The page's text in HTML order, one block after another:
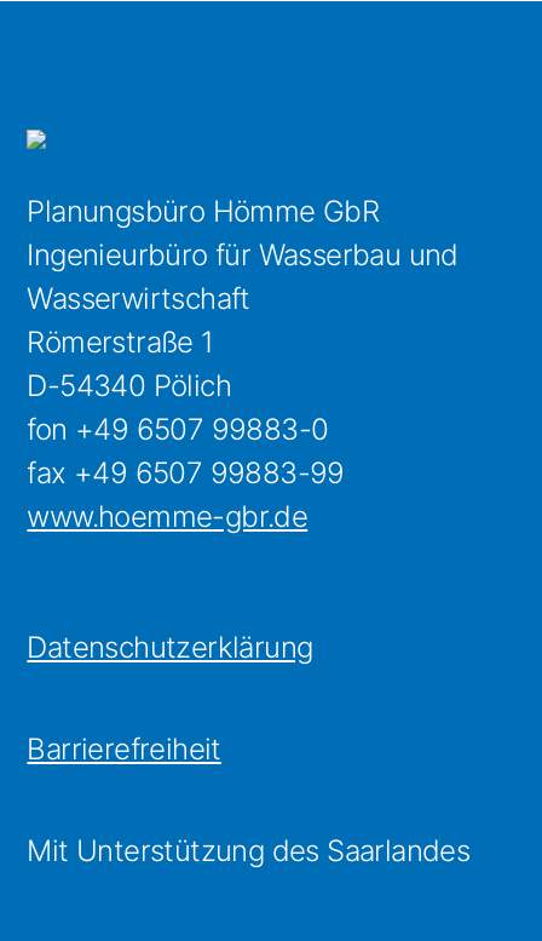
Planungsbüro Hömme GbR
Ingenieurbüro für Wasserbau und
Wasserwirtschaft
Römerstraße 1
D-54340 Pölich
fon +49 6507 99883-0
fax +49 6507 99883-99
www.hoemme-gbr.de
Datenschutzerklärung
Barrierefreiheit
Mit Unterstützung des Saarlandes